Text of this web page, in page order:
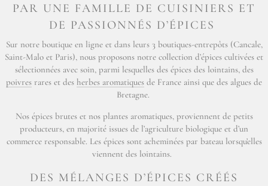
PAR UNE FAMILLE DE CUISINIERS ET
DE PASSIONNÉS D’ÉPICES
Sur notre boutique en ligne et dans leurs 3 boutiques-entrepôts (Cancale,
Saint-Malo et Paris), nous proposons notre collection d’épices cultivées et
sélectionnées avec soin, parmi lesquelles des épices des lointains, des
poivres rares et des herbes aromatiques de France ainsi que des algues de
Bretagne.
Nos épices brutes et nos plantes aromatiques, proviennent de petits
producteurs, en majorité issues de l’agriculture biologique et d’un
commerce responsable. Les épices sont acheminées par bateau lorsqu’elles
viennent des lointains.
DES MÉLANGES D’ÉPICES CRÉÉS